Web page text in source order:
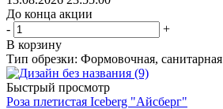
До конца акции
-
+
В корзину
Тип обрезки: Формовочная, санитарная
Быстрый просмотр
Роза плетистая Iceberg "Айсберг"